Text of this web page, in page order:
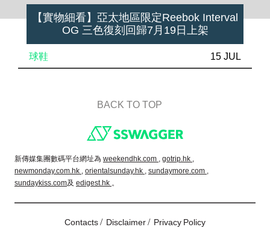
【實物細看】亞太地區限定Reebok Interval
OG 三色復刻回歸7月19日上架
球鞋 15 JUL
BACK TO TOP
新傳媒集團數碼平台網址為 weekendhk.com , gotrip.hk ,
newmonday.com.hk , orientalsunday.hk , sundaymore.com ,
sundaykiss.com及 edigest.hk 。
Contacts/ Disclaimer/ Privacy Policy